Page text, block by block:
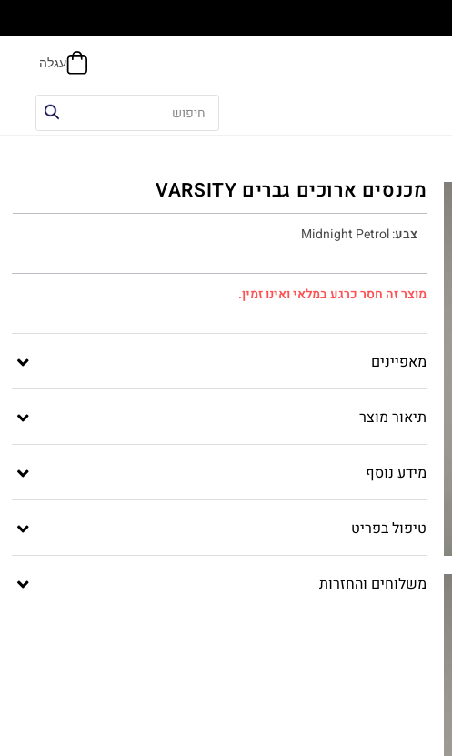
מכנסים ארוכים גברים VARSITY
צבע:
Midnight Petrol
מוצר זה חסר כרגע במלאי ואינו זמין.
מאפיינים
תיאור מוצר
מידע נוסף
טיפול בפריט
משלוחים והחזרות